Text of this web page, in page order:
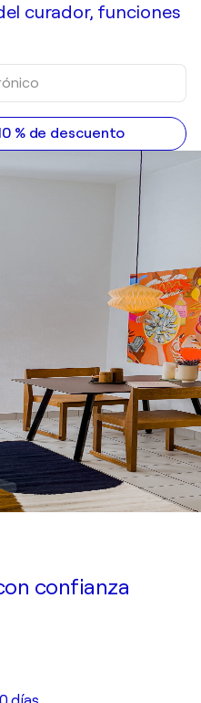
curador, funciones
% de descuento
confianza